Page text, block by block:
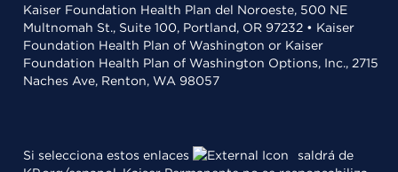
Kaiser Foundation Health Plan del Noroeste, 500 NE
Multnomah St., Suite 100, Portland, OR 97232 • Kaiser
Foundation Health Plan of Washington or Kaiser
Foundation Health Plan of Washington Options, Inc., 2715
Naches Ave, Renton, WA 98057
Si selecciona estos enlaces
saldrá de